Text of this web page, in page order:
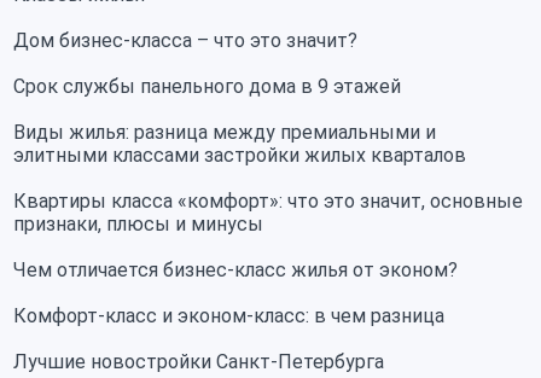
Дом бизнес-класса – что это значит?
Срок службы панельного дома в 9 этажей
Виды жилья: разница между премиальными и
элитными классами застройки жилых кварталов
Квартиры класса «комфорт»: что это значит, основные
признаки, плюсы и минусы
Чем отличается бизнес-класс жилья от эконом?
Комфорт-класс и эконом-класс: в чем разница
Лучшие новостройки Санкт-Петербурга